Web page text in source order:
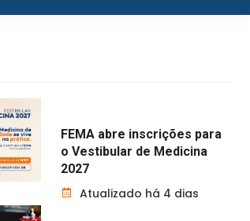
FEMA abre inscrições para
o Vestibular de Medicina
2027
Atualizado há 4 dias